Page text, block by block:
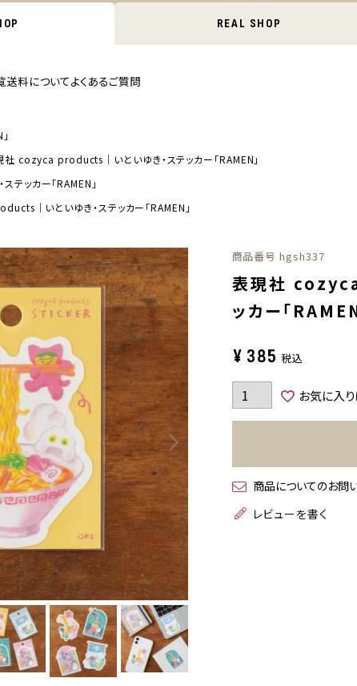
REAL SHOP
送料についてよくあるご質問
社 cozyca products｜いといゆき・ステッカー「RAMEN」
ッカー「RAMEN」
｜いといゆき・ステッカー「RAMEN」
商品番号 hgsh337
表現社
ッカー「
¥ 385 税込
お気に入
商品についてのお問
レビューを書く